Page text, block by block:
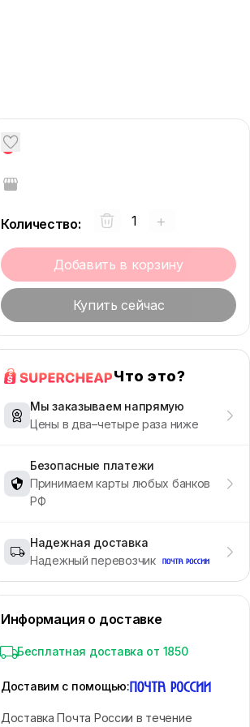
0
Количество: +
Добавить в корзину
Купить сейчас
Что это?
Мы заказываем напрямую
Цены в два–четыре раза ниже
Безопасные платежи
Принимаем карты любых банков
РФ
Надежная доставка
Надежный перевозчик
Информация о доставке
Бесплатная доставка от 1850
Доставим с помощью:
Доставка Почта России в течение